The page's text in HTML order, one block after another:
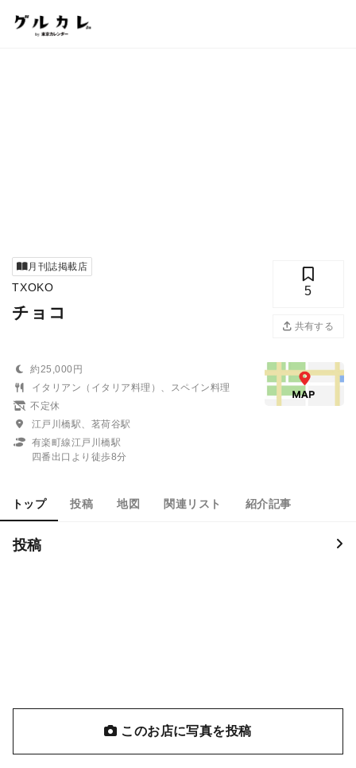
月刊誌掲載店
TXOKO
チョコ
5
共有する
約25,000円
イタリアン（イタリア料理）、スペイン料理
不定休
江戸川橋駅、茗荷谷駅
有楽町線江戸川橋駅
四番出口より徒歩8分
トップ 投稿 地図 関連リスト 紹介記事
投稿
このお店に写真を投稿